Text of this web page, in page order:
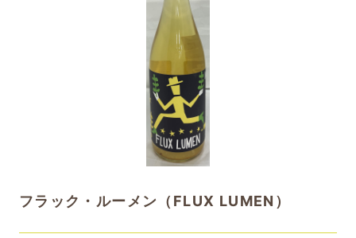
フラック・ルーメン（FLUX LUMEN）